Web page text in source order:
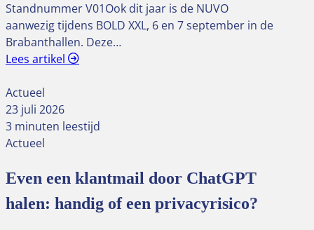
Standnummer V01Ook dit jaar is de NUVO
aanwezig tijdens BOLD XXL, 6 en 7 september in de
Brabanthallen. Deze…
Lees artikel
Actueel
23 juli 2026
3 minuten leestijd
Actueel
Even een klantmail door ChatGPT
halen: handig of een privacyrisico?